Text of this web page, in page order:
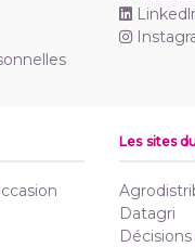
Les sites
Datagri